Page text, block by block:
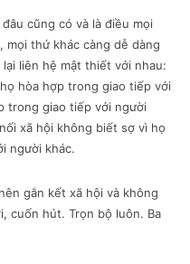
cũng có và là điều mọi
mọi thứ khác càng dễ dàng
liên hệ mật thiết với nhau:
hòa hợp trong giao tiếp với
trong giao tiếp với người
xã hội không biết sợ vì họ
người khác.
gắn kết xã hội và không
cuốn hút. Trọn bộ luôn. Ba